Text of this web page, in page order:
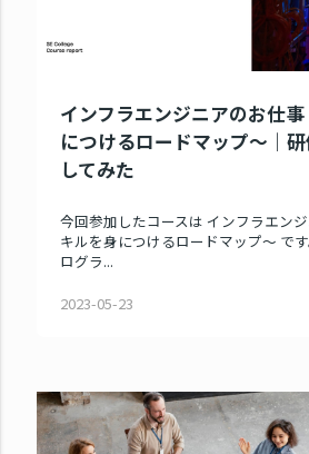
インフラエンジニアのお仕
につけるロードマップ～｜
してみた
今回参加したコースは インフラエン
キルを身につけるロードマップ～ で
ログラ...
2023-05-23